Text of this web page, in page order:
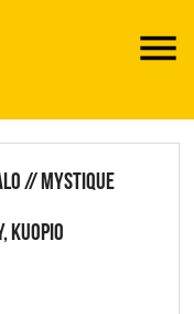
// MYSTIQUE
KUOPIO